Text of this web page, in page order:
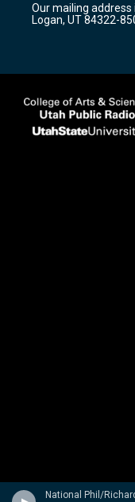
a
m
Our mailing address
Logan, UT 84322-